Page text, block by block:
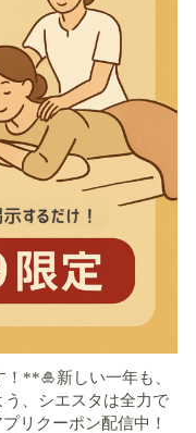
**🎍新しい一年も、
、シエスタは全力で
リクーポン配信中！